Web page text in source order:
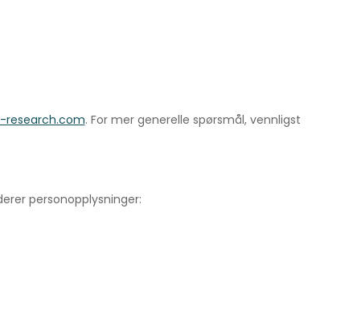
research.com. For mer generelle spørsmål, vennligst
personopplysninger: